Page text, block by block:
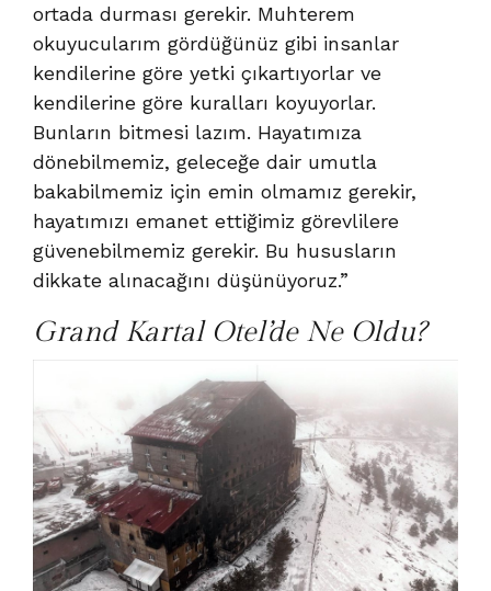
ortada durması gerekir. Muhterem
okuyucularım gördüğünüz gibi insanlar
kendilerine göre yetki çıkartıyorlar ve
kendilerine göre kuralları koyuyorlar.
Bunların bitmesi lazım. Hayatımıza
dönebilmemiz, geleceğe dair umutla
bakabilmemiz için emin olmamız gerekir,
hayatımızı emanet ettiğimiz görevlilere
güvenebilmemiz gerekir. Bu hususların
dikkate alınacağını düşünüyoruz.”
Grand Kartal Otel’de Ne Oldu?